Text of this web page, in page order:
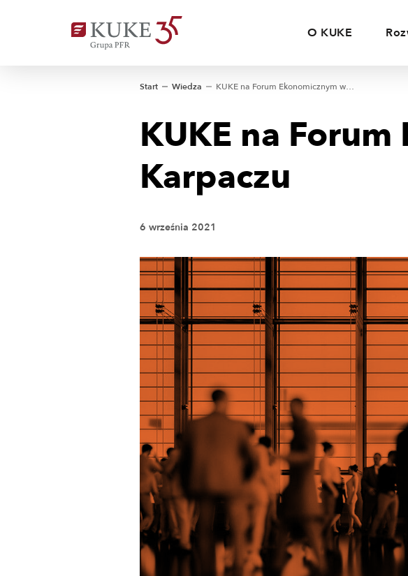
O KUKE
Start Wiedza KUKE na Forum Ekonomicznym w Karpaczu
KUKE na
Karpaczu
6 września 2021